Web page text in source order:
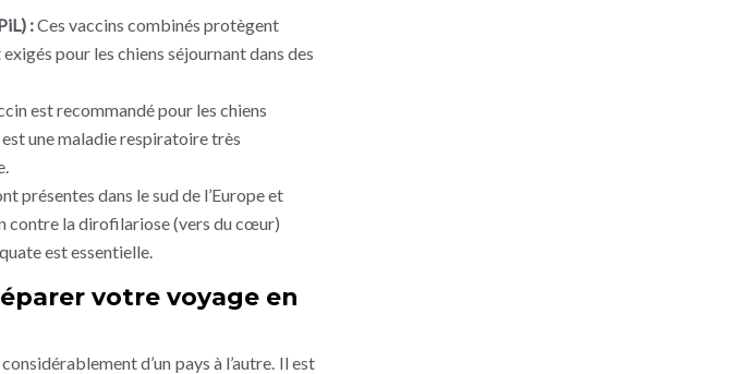
:Ces vaccins combinés protègent
pour les chiens séjournant dans des
est recommandé pour les chiens
une maladie respiratoire très
présentes dans le sud de l’Europe et
contre la dirofilariose (vers du cœur)
est essentielle.
votre voyage en
d’un pays à l’autre. Il est